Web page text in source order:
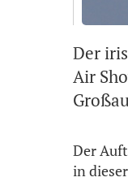
Der
Air
Der
in